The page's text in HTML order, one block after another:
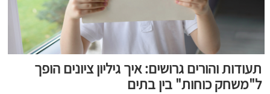
תעודות והורים גרושים: איך גיליון ציונים הופך
ל"משחק כוחות" בין בתים